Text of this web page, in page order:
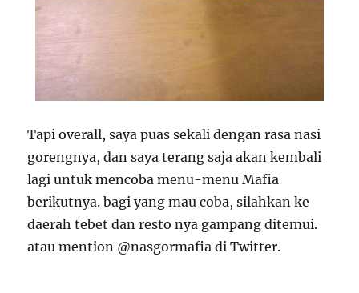
Tapi overall, saya puas sekali dengan rasa nasi
gorengnya, dan saya terang saja akan kembali
lagi untuk mencoba menu-menu Mafia
berikutnya. bagi yang mau coba, silahkan ke
daerah tebet dan resto nya gampang ditemui.
atau mention @nasgormafia di Twitter.